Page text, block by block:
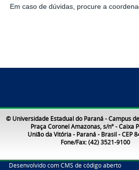
Em caso de dúvidas, procure a
© Universidade Estadual do Paraná - Campus
Praça Coronel Amazonas, s/nº - Caixa
União da Vitória - Paraná - Brasil - CEP
Fone/Fax: (42) 3521-9100
Desenvolvido com CMS de código aberto